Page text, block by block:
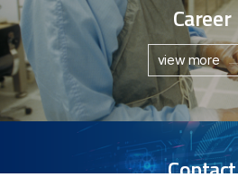
Career
view more
Contact